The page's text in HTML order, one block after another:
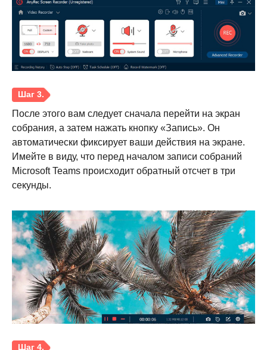
Шаг 2.
После этого вам следует сначала перейти на экран
собрания, а затем нажать кнопку «Запись». Он
автоматически фиксирует ваши действия на экране.
Имейте в виду, что перед началом записи собраний
Microsoft Teams происходит обратный отсчет в три
секунды.